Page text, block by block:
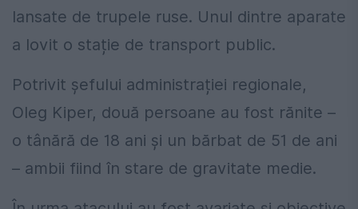
lansate de trupele ruse. Unul dintre aparate
a lovit o stație de transport public.
Potrivit șefului administrației regionale,
Oleg Kiper, două persoane au fost rănite –
o tânără de 18 ani și un bărbat de 51 de ani
– ambii fiind în stare de gravitate medie.